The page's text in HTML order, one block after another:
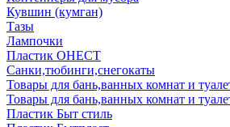
Кувшин (кумган)
Тазы
Лампочки
Пластик ОНЕСТ
Санки,тюбинги,снегокаты
Товары для бань,ванных комнат и
Товары для бань,ванных комнат и
Пластик Быт стиль